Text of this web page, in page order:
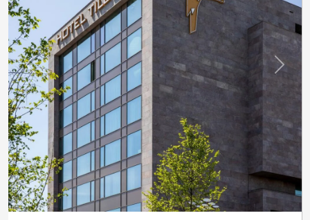
Previous Next